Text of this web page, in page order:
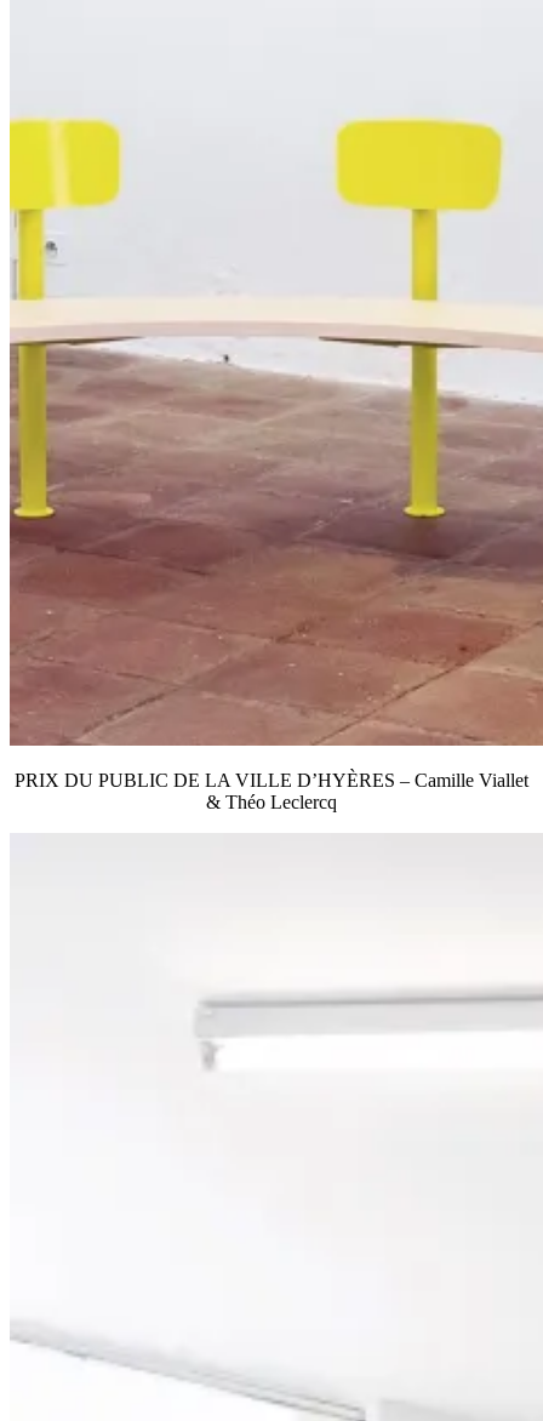
PRIX DU PUBLIC DE LA VILLE D’HYÈRES – Camille Viallet
& Théo Leclercq